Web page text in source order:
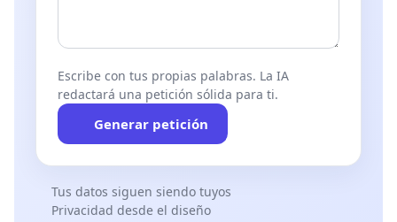
Escribe con tus propias palabras. La IA
redactará una petición sólida para ti.
Generar petición
Tus datos siguen siendo tuyos
Privacidad desde el diseño